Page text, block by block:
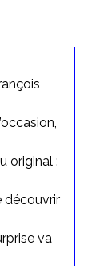
original :
découvrir
va